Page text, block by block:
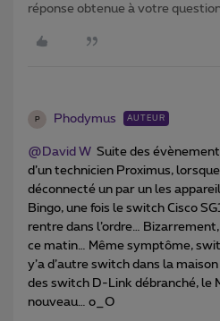
réponse obtenue à votre
P Phodymus AUTEUR
@David W Suite des
d’un technicien Proximus,
déconnecté un par un les
Bingo, une fois le switch Cisco
rentre dans l’ordre…
ce matin… Même symptôme,
y’a d’autre switch dans la
des switch D-Link débranché, le
nouveau… o_O